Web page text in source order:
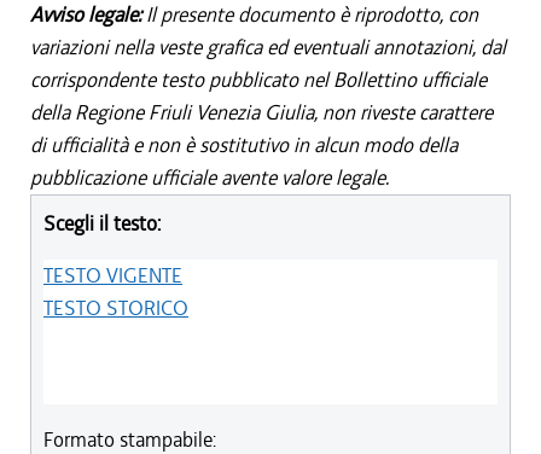
Avviso legale:Il presente documento è riprodotto, con
variazioni nella veste grafica ed eventuali annotazioni, dal
corrispondente testo pubblicato nel Bollettino ufficiale
della Regione Friuli Venezia Giulia, non riveste carattere
di ufficialità e non è sostitutivo in alcun modo della
pubblicazione ufficiale avente valore legale.
Scegli il testo:
TESTO VIGENTE
TESTO STORICO
Formato stampabile: